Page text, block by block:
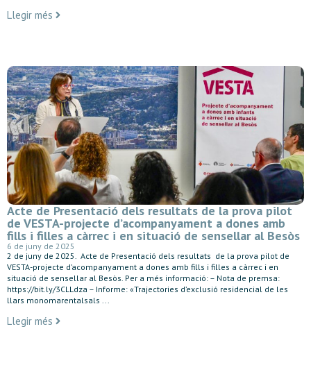
Llegir més
Acte de Presentació dels resultats de la prova pilot
de VESTA-projecte d’acompanyament a dones amb
fills i filles a càrrec i en situació de sensellar al Besòs
6 de juny de 2025
2 de juny de 2025. Acte de Presentació dels resultats de la prova pilot de
VESTA-projecte d’acompanyament a dones amb fills i filles a càrrec i en
situació de sensellar al Besòs. Per a més informació: – Nota de premsa:
https://bit.ly/3CLLdza – Informe: «Trajectories d’exclusió residencial de les
llars monomarentalsals ...
Llegir més